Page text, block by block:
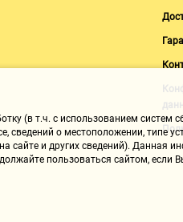
(в т.ч. с использованием систем
о местоположении, типе
сайте и других сведений). Данная
пользоваться сайтом,